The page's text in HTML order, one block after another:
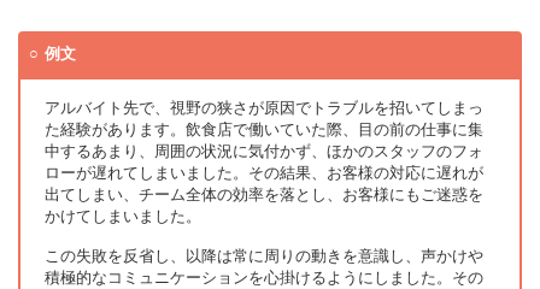
例文
アルバイト先で、視野の狭さが原因でトラブルを招いてしまっ
た経験があります。飲食店で働いていた際、目の前の仕事に集
中するあまり、周囲の状況に気付かず、ほかのスタッフのフォ
ローが遅れてしまいました。その結果、お客様の対応に遅れが
出てしまい、チーム全体の効率を落とし、お客様にもご迷惑を
かけてしまいました。
この失敗を反省し、以降は常に周りの動きを意識し、声かけや
積極的なコミュニケーションを心掛けるようにしました。その